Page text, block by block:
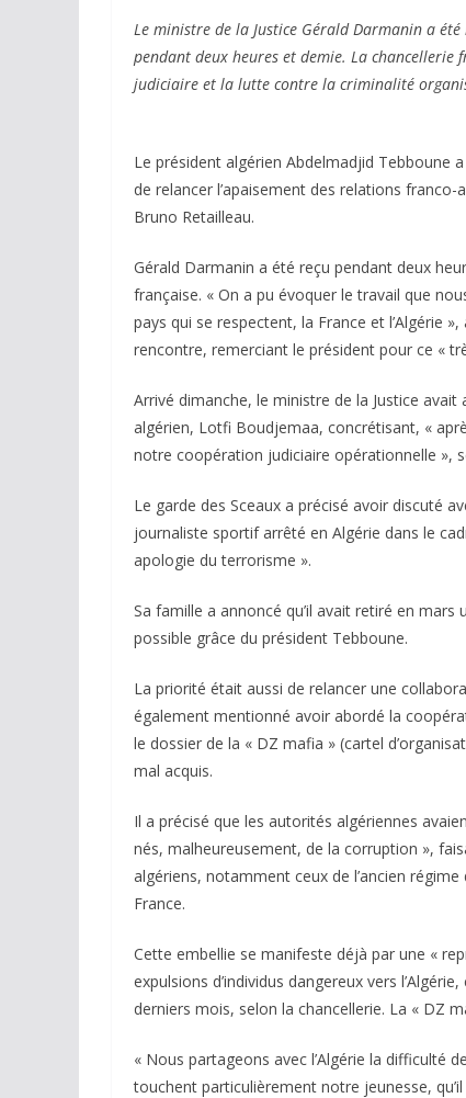
Le ministre de la Justice Gérald Darmanin a
pendant deux heures et demie. La
judiciaire et la lutte contre la criminalité
Le président algérien Abdelmadjid Tebboune
de relancer l’apaisement des relations
Bruno Retailleau.
Gérald Darmanin a été reçu pendant deux
française. « On a pu évoquer le travail que
pays qui se respectent, la France et l’Algérie
rencontre, remerciant le président pour ce «
Arrivé dimanche, le ministre de la Justice
algérien, Lotfi Boudjemaa, concrétisant, «
notre coopération judiciaire opérationnelle »,
Le garde des Sceaux a précisé avoir discuté
journaliste sportif arrêté en Algérie dans le
apologie du terrorisme ».
Sa famille a annoncé qu’il avait retiré en
possible grâce du président Tebboune.
La priorité était aussi de relancer une
également mentionné avoir abordé la
le dossier de la « DZ mafia » (cartel
mal acquis.
Il a précisé que les autorités algériennes
nés, malheureusement, de la corruption »,
algériens, notamment ceux de l’ancien
France.
Cette embellie se manifeste déjà par une «
expulsions d’individus dangereux vers
derniers mois, selon la chancellerie. La « DZ
« Nous partageons avec l’Algérie la difficulté
touchent particulièrement notre jeunesse,